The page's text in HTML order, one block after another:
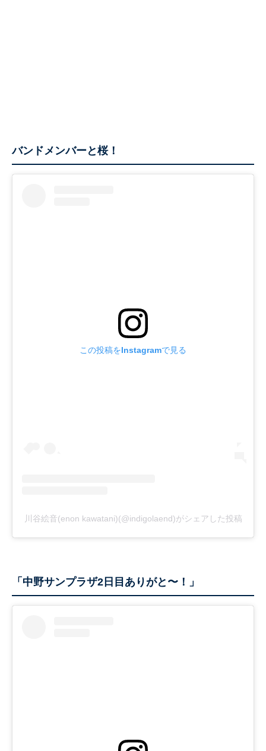
バンドメンバーと桜！
この投稿をInstagramで見る
川谷絵音(enon kawatani)(@indigolaend)がシェアした投稿
「中野サンプラザ2日目ありがと〜！」